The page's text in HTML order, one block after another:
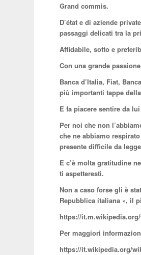
Grand commis.
D’état e di aziende
passaggi delicati tra la
Affidabile, sotto e
Con una grande
Banca d’Italia, Fiat,
più importanti tappe
E fa piacere sentire da
Per noi che non
che ne abbiamo
presente difficile da
E c’è molta gratitudine
ti aspetteresti.
Non a caso forse gli è
Repubblica italiana », il
https://
Per maggiori
https://it.wikipedia.org/